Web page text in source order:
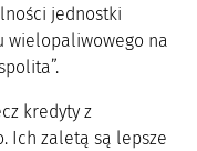
jednostki
wielopaliwowego na
kredyty z
Ich zaletą są lepsze